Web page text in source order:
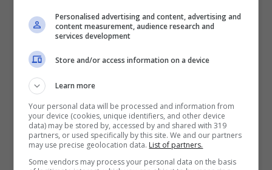
Il nuovo rincaro da parte di
riguarderà anche i nuovi clienti che hanno
attivato da poco laVodafone Special 50 Giga
nelle precedenti settimane. Infatti anche i nuovi
clienti si troveranno a pagare un nuovo rincaro
nelle prossime settimane. Una vera e propria
Personalised advertising and content, advertising and
content measurement, audience research and
services development
Store and/or access information on a device
Learn more
Your personal data will be processed and information from
your device (cookies, unique identifiers, and other device
data) may be stored by, accessed by and shared with 319
partners, or used specifically by this site. We and our partners
may use precise geolocation data. List of partners.
Some vendors may process your personal data on the basis